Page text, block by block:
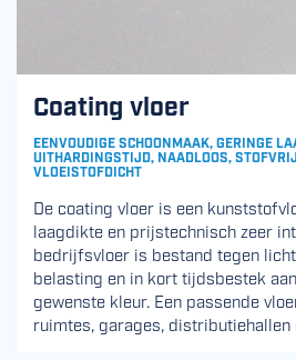
Coating vloer
EENVOUDIGE SCHOONMAAK, GERINGE
UITHARDINGSTIJD, NAADLOOS,
VLOEISTOFDICHT
De coating vloer is een
laagdikte en prijstechnisch zeer
bedrijfsvloer is bestand tegen
belasting en in kort tijdsbestek
gewenste kleur. Een passende
ruimtes, garages, distributiehallen